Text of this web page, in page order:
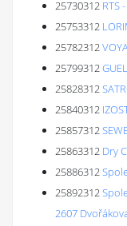
25730312 RTS
25753312
25782312
25799312
25828312
25840312
25857312
25863312 Dry
25886312
25892312
2607